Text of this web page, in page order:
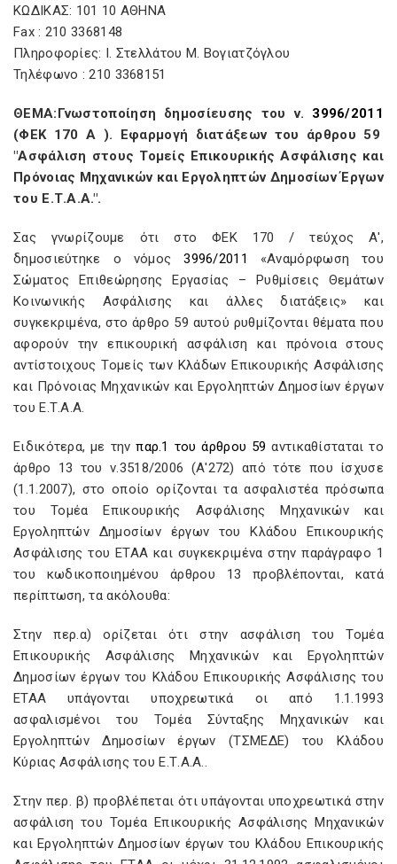
ΚΩΔΙΚΑΣ: 101 10 ΑΘΗΝΑ
Fax : 210 3368148
Πληροφορίες: I. Στελλάτου Μ. Βογιατζόγλου
Τηλέφωνο : 210 3368151
ΘΕΜΑ:Γνωστοποίηση δημοσίευσης του ν. 3996/2011
(ΦΕΚ 170 Α ). Εφαρμογή διατάξεων του άρθρου 59
"Ασφάλιση στους Τομείς Επικουρικής Ασφάλισης και
Πρόνοιας Μηχανικών και Εργοληπτών Δημοσίων Έργων
του Ε.Τ.Α.Α.".
Σας γνωρίζουμε ότι στο ΦΕΚ 170 / τεύχος Α',
δημοσιεύτηκε ο νόμος3996/2011
«Αναμόρφωση του
Σώματος Επιθεώρησης Εργασίας – Ρυθμίσεις Θεμάτων
Κοινωνικής Ασφάλισης και άλλες διατάξεις» και
συγκεκριμένα, στο άρθρο 59 αυτού ρυθμίζονται θέματα που
αφορούν την επικουρική ασφάλιση και πρόνοια στους
αντίστοιχους Τομείς των Κλάδων Επικουρικής Ασφάλισης
και Πρόνοιας Μηχανικών και Εργοληπτών Δημοσίων έργων
του Ε.Τ.Α.Α.
Ειδικότερα, με τηνπαρ.1 του άρθρου 59 αντικαθίσταται το
άρθρο 13 του ν.3518/2006 (Α'272) από τότε που ίσχυσε
(1.1.2007), στο οποίο ορίζονται τα ασφαλιστέα πρόσωπα
του Τομέα Επικουρικής Ασφάλισης Μηχανικών και
Εργοληπτών Δημοσίων έργων του Κλάδου Επικουρικής
Ασφάλισης του ΕΤΑΑ και συγκεκριμένα στην παράγραφο 1
του κωδικοποιημένου άρθρου 13 προβλέπονται, κατά
περίπτωση, τα ακόλουθα:
Στην περ.α) ορίζεται ότι στην ασφάλιση του Τομέα
Επικουρικής Ασφάλισης Μηχανικών και Εργοληπτών
Δημοσίων έργων του Κλάδου Επικουρικής Ασφάλισης του
ΕΤΑΑ υπάγονται υποχρεωτικά οι από 1.1.1993
ασφαλισμένοι του Τομέα Σύνταξης Μηχανικών και
Εργοληπτών Δημοσίων έργων (ΤΣΜΕΔΕ) του Κλάδου
Κύριας Ασφάλισης του Ε.Τ.Α.Α..
Στην περ. β) προβλέπεται ότι υπάγονται υποχρεωτικά στην
ασφάλιση του Τομέα Επικουρικής Ασφάλισης Μηχανικών
και Εργοληπτών Δημοσίων έργων του Κλάδου Επικουρικής